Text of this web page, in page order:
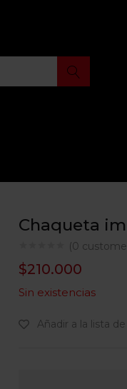
Chaqueta
(0
$210.000
Sin existencias
Añadir a la lista